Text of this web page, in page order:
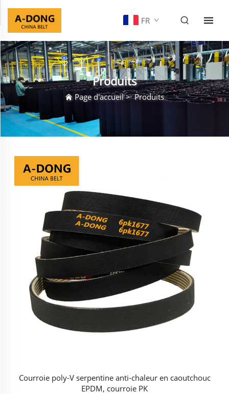
FR
Produits
Page d'accueil>Produits
Courroie poly-V serpentine anti-chaleur en caoutchouc
EPDM, courroie PK